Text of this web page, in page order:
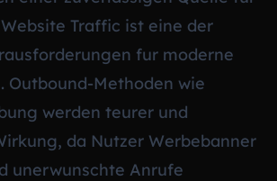
Traffic ist eine der
fur moderne
Outbound-Methoden wie
werden teurer und
da Nutzer Werbebanner
unerwunschte Anrufe